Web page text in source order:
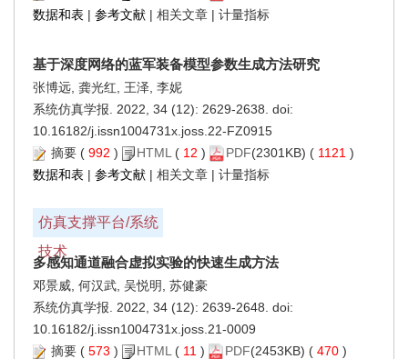
数据和表 | 参考文献 | 相关文章 | 计量指标
基于深度网络的蓝军装备模型参数生成方法研究
张博远, 龚光红, 王泽, 李妮
系统仿真学报. 2022, 34 (12): 2629-2638. doi:
10.16182/j.issn1004731x.joss.22-FZ0915
摘要 ( 992 ) HTML ( 12 ) PDF(2301KB) ( 1121 )
数据和表 | 参考文献 | 相关文章 | 计量指标
仿真支撑平台/系统
技术
多感知通道融合虚拟实验的快速生成方法
邓景威, 何汉武, 吴悦明, 苏健豪
系统仿真学报. 2022, 34 (12): 2639-2648. doi:
10.16182/j.issn1004731x.joss.21-0009
摘要 ( 573 ) HTML ( 11 ) PDF(2453KB) ( 470 )